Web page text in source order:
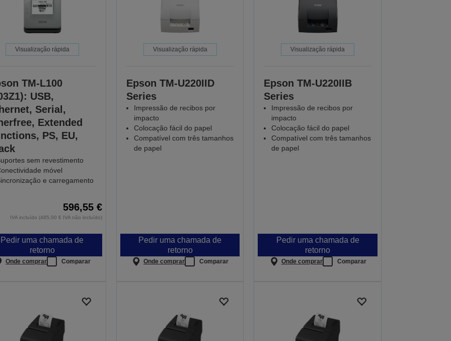
Visualização rápida
TM-L100
USB,
Serial,
Extended
PS, EU,
sem revestimento
móvel
e carregamento
596,55 €
IVA incluído (485,00 € IVA não incluído)
Pedir uma chamada de
retorno
Onde comprar Comparar
Visualização rápida
Epson TM-U220IID
Series
Impressão de recibos por
impacto
Colocação fácil do papel
Compatível com três tamanhos
de papel
Pedir uma chamada de
retorno
Onde comprar Comparar
Visualização rápida
Epson TM-U220IIB
Series
Impressão de recibos por
impacto
Colocação fácil do papel
Compatível com três tamanhos
de papel
Pedir uma chamada de
retorno
Onde comprar Comparar